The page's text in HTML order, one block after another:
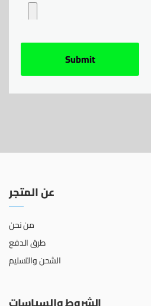
عن المتجر
من نحن
طرق الدفع
الشحن والتسليم